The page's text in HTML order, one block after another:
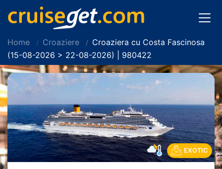
Home Croaziere
Croaziera cu Costa Fascinosa
(15-08-2026 > 22-08-2026) | 980422
EXOTIC